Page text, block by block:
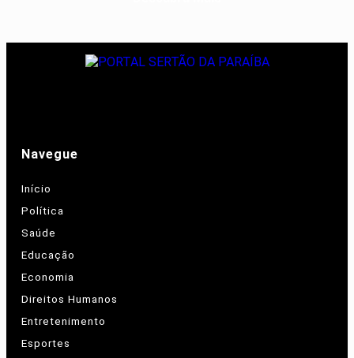
Navegue
Início
Política
Saúde
Educação
Economia
Direitos Humanos
Entretenimento
Esportes